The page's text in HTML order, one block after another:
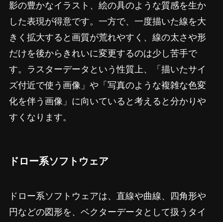
影の豊かなイラスト、絵の具のような質感を生か
した表現が得意です。一方で、一度描いた線を大
きく拡大すると画質が荒れやすく、線の太さや形
だけを後からきれいに変更するのは少し苦手で
す。ラスターデータという性質上、「描いたサイ
ズ付近で使う画像」や「写真のような複雑な色変
化を伴う画像」に向いていると考えると分かりや
すくなります。
ドロー系ソフトウェア
ドロー系ソフトウェアは、直線や曲線、四角形や
円などの図形を、ベクターデータとして扱うタイ